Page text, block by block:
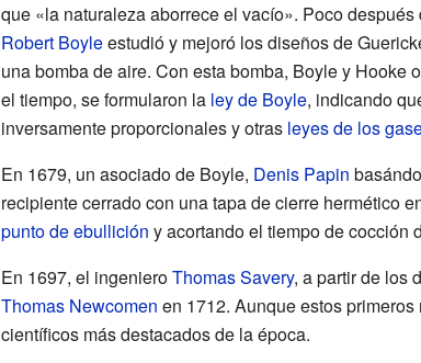
que «la naturaleza aborrece el vacío». Poco
Robert Boyleestudió y mejoró los diseños de
una bomba de aire. Con esta bomba, Boyle y Hooke
el tiempo, se formularon la ley de Boyle, indicando
inversamente proporcionales y otras leyes de los
En 1679, un asociado de Boyle, Denis Papin
recipiente cerrado con una tapa de cierre hermético
punto de ebullición y acortando el tiempo de cocción
En 1697, el ingenieroThomas Savery, a partir de los
Thomas Newcomen en 1712. Aunque estos
científicos más destacados de la época.